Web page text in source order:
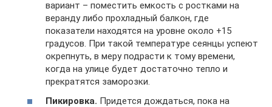
вариант – поместить емкость с ростками на
веранду либо прохладный балкон, где
показатели находятся на уровне около +15
градусов. При такой температуре сеянцы успеют
окрепнуть, в меру подрасти к тому времени,
когда на улице будет достаточно тепло и
прекратятся заморозки.
Пикировка. Придется дождаться, пока на